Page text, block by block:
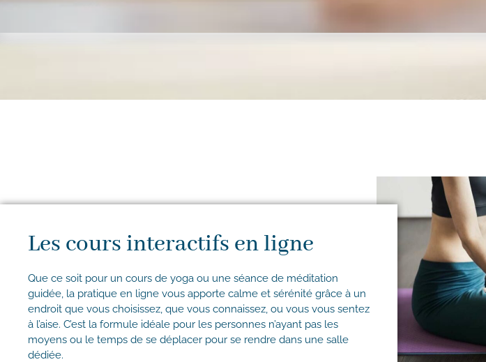
Les cours interactifs en ligne
Que ce soit pour un cours de yoga ou une séance de méditation
guidée, la pratique en ligne vous apporte calme et sérénité grâce à un
endroit que vous choisissez, que vous connaissez, ou vous vous sentez
à l’aise. C’est la formule idéale pour les personnes n’ayant pas les
moyens ou le temps de se déplacer pour se rendre dans une salle
dédiée.